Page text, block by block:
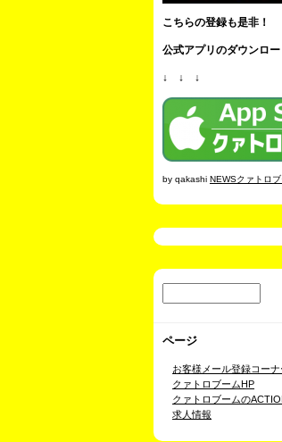
こちらの登録も是非！
公式アプリのダウンロー
↓ ↓ ↓
by qakashi NEWSクァトロ
ページ
お客様メール登録コーナ
クァトロブームHP
クァトロブームの
求人情報